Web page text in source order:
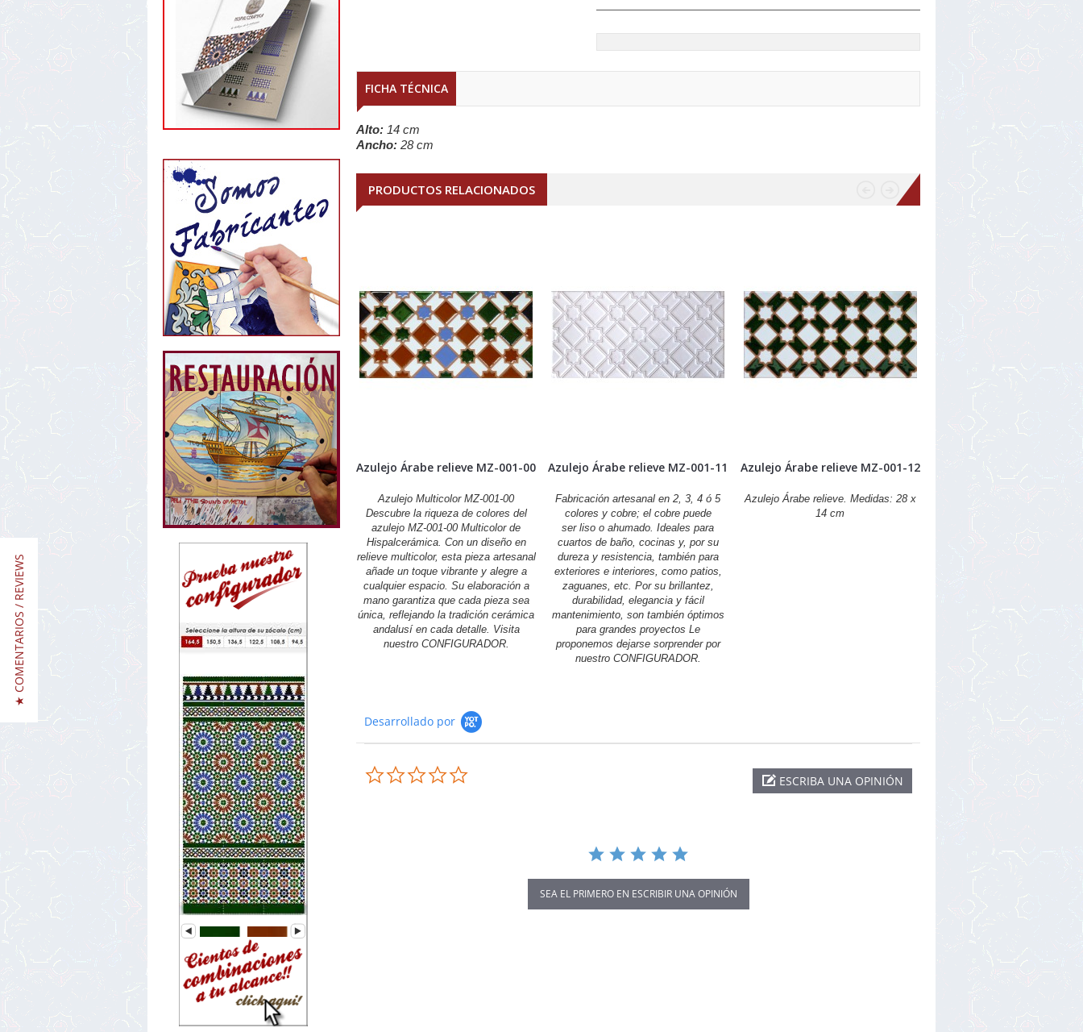
FICHA TÉCNICA
Alto: 14 cm
Ancho: 28 cm
PRODUCTOS RELACIONADOS
Azulejo Árabe relieve MZ-001-00
Azulejo Multicolor MZ-001-00
Descubre la riqueza de colores del
azulejo MZ-001-00 Multicolor de
Hispalcerámica. Con un diseño en
relieve multicolor, esta pieza artesanal
añade un toque vibrante y alegre a
cualquier espacio. Su elaboración a
mano garantiza que cada pieza sea
única, reflejando la tradición cerámica
andalusí en cada detalle. Visita
nuestro CONFIGURADOR.
Azulejo Árabe relieve MZ-001-11
Fabricación artesanal en 2, 3, 4 ó 5
colores y cobre; el cobre puede
ser liso o ahumado. Ideales para
cuartos de baño, cocinas y, por su
dureza y resistencia, también para
exteriores e interiores, como patios,
zaguanes, etc. Por su brillantez,
durabilidad, elegancia y fácil
mantenimiento, son también óptimos
para grandes proyectos Le
proponemos dejarse sorprender por
nuestro CONFIGURADOR.
Azulejo Árabe relieve MZ-001-12
Azulejo Árabe relieve. Medidas: 28 x
14 cm
Desarrollado por
ESCRIBA UNA OPINIÓN
SEA EL PRIMERO EN ESCRIBIR UNA OPINIÓN
★ COMENTARIOS / REVIEWS